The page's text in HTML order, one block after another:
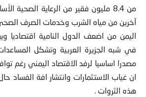
آخرين من مياه الشرب وخدمات الصرف
اليمن من اضعف الدول النامية اقتصاديا
في شبه الجزيرة العربية وتشكل
مصدرا اساسيا لرفد الاقتصاد اليمني رغم
ان غياب الاستثمارات وانتشار افة الفساد
هذه الثروات .